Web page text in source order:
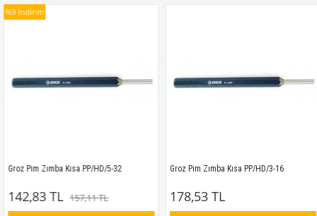
Groz Pim Zımba Kısa PP/HD/5-32
142,83 TL 157,11 TL
İndirim
Groz Pim Zımba Kısa PP/HD/3-16
178,53 TL